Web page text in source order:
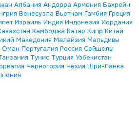
Албания Андорра Армения Бахрейн
Венесуэла Вьетнам Гамбия Греция
Израиль Индия Индонезия Иордания
Камбоджа Катар Кипр Китай
Македония Малайзия Мальдивы
Оман Португалия Россия Сейшелы
Тунис Турция Узбекистан
Черногория Чехия Шри-Ланка